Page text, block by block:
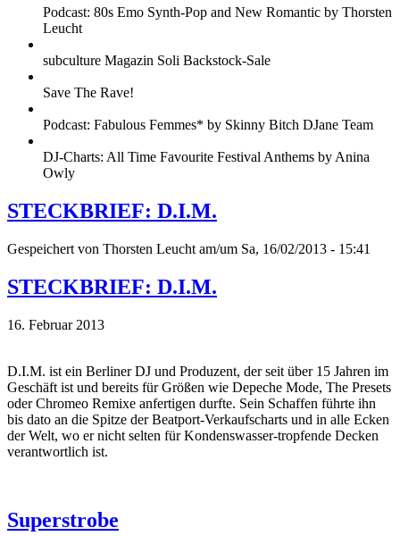
Podcast: 80s Emo Synth-Pop and New Romantic by Thorsten
Leucht
subculture Magazin Soli Backstock-Sale
Save The Rave!
Podcast: Fabulous Femmes* by Skinny Bitch DJane Team
DJ-Charts: All Time Favourite Festival Anthems by Anina
Owly
STECKBRIEF: D.I.M.
Gespeichert von Thorsten Leucht am/um Sa, 16/02/2013 - 15:41
STECKBRIEF: D.I.M.
16. Februar 2013
D.I.M. ist ein Berliner DJ und Produzent, der seit über 15 Jahren im
Geschäft ist und bereits für Größen wie Depeche Mode, The Presets
oder Chromeo Remixe anfertigen durfte. Sein Schaffen führte ihn
bis dato an die Spitze der Beatport-Verkaufscharts und in alle Ecken
der Welt, wo er nicht selten für Kondenswasser-tropfende Decken
verantwortlich ist.
Superstrobe